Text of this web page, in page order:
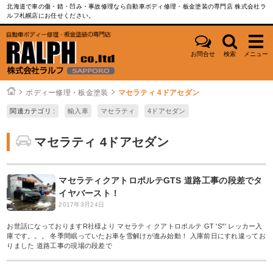
北海道で車の傷・錆・凹み・事故修理なら自動車ボディ修理・板金塗装の専門店 株式会社ラ
ルフ札幌店にお任せください。
お問合せ 検索 メニュー
ボディー修理・板金塗装 マセラティ 4ドアセダン
関連カテゴリ : 輸入車 マセラティ 4ドアセダン
マセラティ 4ドアセダン
マセラティクアトロポルテGTS 道路工事の段差でタ
イヤバースト！
2017年3月24日
お世話になっておりますR社様より マセラティ クアトロポルテ GT 'S''' レッカー入
庫です。。。 冬季間眠っていたお車を雪解けが進み始動！ 入庫前日にすれ違ってお
りました 道路工事の現場の段差で